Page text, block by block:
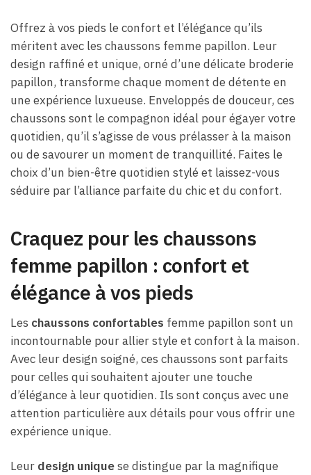
Offrez à vos pieds le confort et l’élégance qu’ils
méritent avec les chaussons femme papillon. Leur
design raffiné et unique, orné d’une délicate broderie
papillon, transforme chaque moment de détente en
une expérience luxueuse. Enveloppés de douceur, ces
chaussons sont le compagnon idéal pour égayer votre
quotidien, qu’il s’agisse de vous prélasser à la maison
ou de savourer un moment de tranquillité. Faites le
choix d’un bien-être quotidien stylé et laissez-vous
séduire par l’alliance parfaite du chic et du confort.
Craquez pour les chaussons
femme papillon : confort et
élégance à vos pieds
Les chaussons confortables femme papillon sont un
incontournable pour allier style et confort à la maison.
Avec leur design soigné, ces chaussons sont parfaits
pour celles qui souhaitent ajouter une touche
d’élégance à leur quotidien. Ils sont conçus avec une
attention particulière aux détails pour vous offrir une
expérience unique.
Leur design uniquese distingue par la magnifique